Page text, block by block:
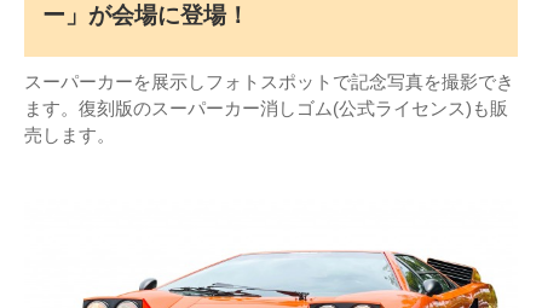
ー」が会場に登場！
スーパーカーを展示しフォトスポットで記念写真を撮影でき
ます。復刻版のスーパーカー消しゴム(公式ライセンス)も販
売します。